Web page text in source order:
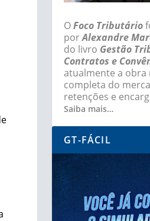
OFoco Tributário
porAlexandre
do livro Gestão
Contratos e
atualmente a obra
completa do
retenções e
Saiba mais…
GT-FÁCIL